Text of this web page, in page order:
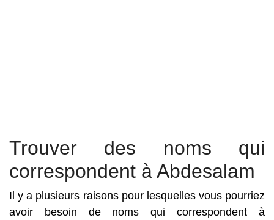
Trouver des noms qui
correspondent à Abdesalam
Il y a plusieurs raisons pour lesquelles vous pourriez
avoir besoin de noms qui correspondent à